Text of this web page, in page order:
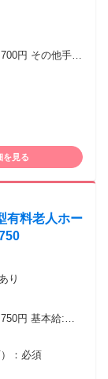
他手
行振込
を見る
有料老人ホー
り
本給:
/回支給 所定外
：必須